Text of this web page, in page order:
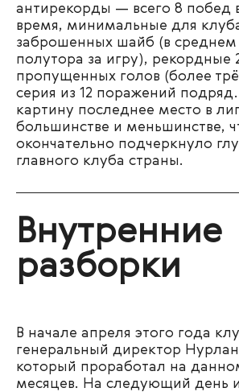
антирекорды — всего 8 побед
время, минимальные для
заброшенных шайб (в
полутора за игру), рекордные
пропущенных голов (более
серия из 12 поражений
картину последнее место в
большинстве и меньшинстве,
окончательно подчеркнуло
главного клуба страны.
Внутренние
разборки
В начале апреля этого года
генеральный директор
который проработал на
месяцев. На следующий день